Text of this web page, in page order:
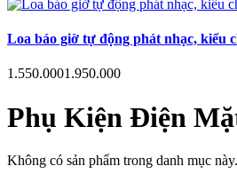
Loa báo giờ tự động phát nhạc, kiểu
1.550.0001.950.000
Phụ Kiện Điện
Không có sản phẩm trong danh mục này.